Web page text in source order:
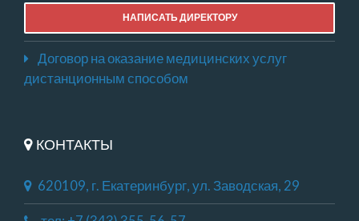
НАПИСАТЬ ДИРЕКТОРУ
Договор на оказание медицинских услуг
дистанционным способом
КОНТАКТЫ
620109, г. Екатеринбург, ул. Заводская, 29